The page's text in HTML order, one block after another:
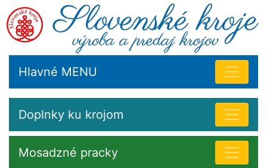
Hlavné MENU
Doplnky ku krojom
Mosadzné pracky